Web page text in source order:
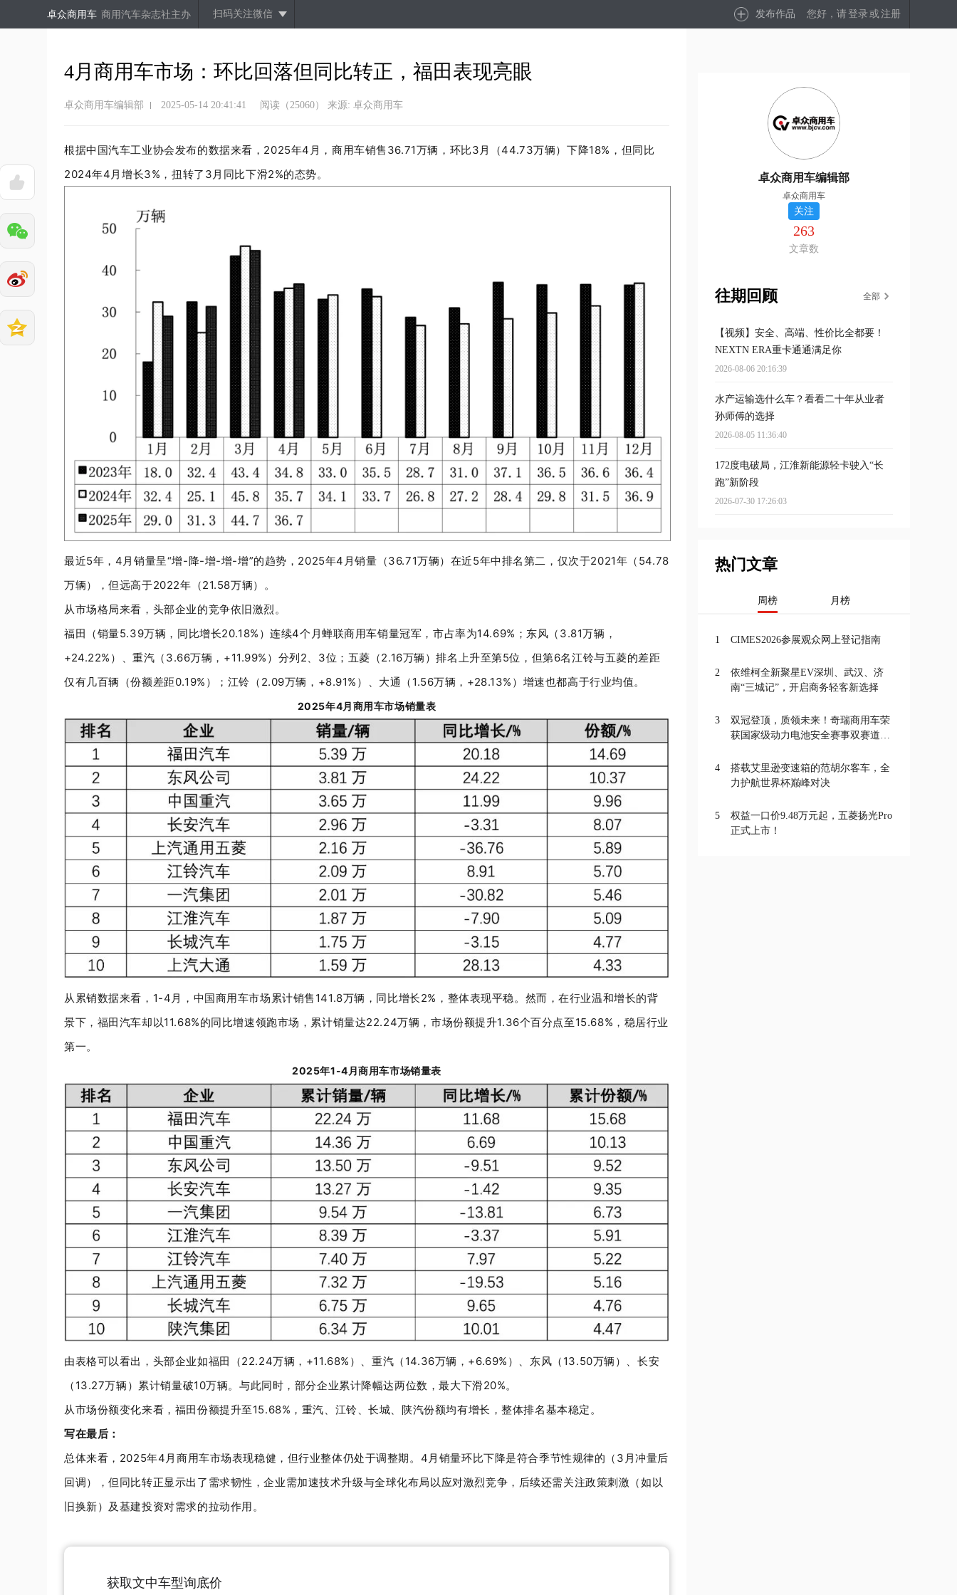
要
卓众商用车 商用汽车杂志社主办 扫码关注微信 发布作品 您好，请登录 或注册
4月商用车市场：环比回落但同比转正，福田表现亮眼
卓众商用车编辑部 2025-05-14 20:41:41 阅读（25060） 来源: 卓众商用车
根据中国汽车工业协会发布的数据来看， 2025年4 月，商用车销售 36.71万辆，环比3月（44.73万辆）下降18% ，但同比
2024年4月增长3% ，扭转了 3月同比下滑2%的态势。
最近5年， 4月销量呈“增-降-增-增-增”的趋势， 2025年4 月销量（36.71万辆）在近5年中排名第二，仅次于2021年（ 54.78
万辆），但远高于2022年（21.58万辆）。
从市场格局来看，头部企业的竞争依旧激烈。
福田（销量5.39万辆，同比增长20.18% ）连续4个月蝉联商用车销量冠军，市占率为14.69% ；东风（ 3.81万辆，
+24.22% ）、重汽（ 3.66万辆， +11.99% ）分列 2、 3位；五菱（2.16万辆）排名上升至第5位，但第6名江铃与五菱的差距
仅有几百辆（份额差距0.19% ）；江铃（ 2.09万辆， +8.91% ）、大通（ 1.56万辆， +28.13% ）增速也都高于行业均值。
2025年4月商用车市场销量表
从累销数据来看， 1-4 月，中国商用车市场累计销售 141.8万辆，同比增长2% ，整体表现平稳。然而，在行业温和增长的背
景下，福田汽车却以11.68%的同比增速领跑市场，累计销量达22.24万辆，市场份额提升1.36个百分点至15.68% ，稳居行业
第一。
2025年1-4 月商用车市场销量表
由表格可以看出，头部企业如福田（22.24万辆， +11.68% ）、重汽（ 14.36万辆， +6.69% ）、东风（ 13.50万辆）、长安
（ 13.27万辆）累计销量破10万辆。与此同时，部分企业累计降幅达两位数，最大下滑20%。
从市场份额变化来看，福田份额提升至15.68% ，重汽、江铃、长城、陕汽份额均有增长，整体排名基本稳定。
写在最后：
总体来看，2025年4月商用车市场表现稳健，但行业整体仍处于调整期。 4月销量环比下降是符合季节性规律的（ 3 月冲量后
回调），但同比转正显示出了需求韧性，企业需加速技术升级与全球化布局以应对激烈竞争，后续还需关注政策刺激（如以
旧换新）及基建投资对需求的拉动作用。
获取文中车型询底价
卓众商用车编辑部
卓众商用车
关注
263
文章数
往期回顾 全部
【视频】安全、高端、性价比全都要！
NEXTN ERA重卡通通满足你
2026-08-06 20:16:39
水产运输选什么车？看看二十年从业者
孙师傅的选择
2026-08-05 11:36:40
172度电破局，江淮新能源轻卡驶入“长
跑”新阶段
2026-07-30 17:26:03
热门文章
周榜 月榜
1 CIMES2026参展观众网上登记指南
2
依维柯全新聚星EV深圳、武汉、济
南“三城记”，开启商务轻客新选择
3
双冠登顶，质领未来！奇瑞商用车荣
获国家级动力电池安全赛事双赛道一
4
搭载艾里逊变速箱的范胡尔客车，全
力护航世界杯巅峰对决
5
权益一口价9.48万元起，五菱扬光Pro
正式上市！